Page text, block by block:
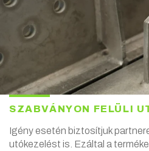
SZABVÁNYON FELÜLI
Igény esetén biztosítjuk
utókezelést is. Ezáltal a